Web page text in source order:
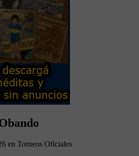
en Torneos Oficiales